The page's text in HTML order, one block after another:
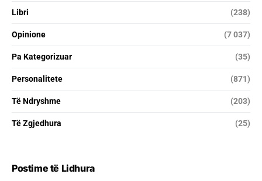
Libri (238)
Opinione (7 037)
Pa Kategorizuar (35)
Personalitete (871)
Të Ndryshme (203)
Të Zgjedhura (25)
Postime të Lidhura